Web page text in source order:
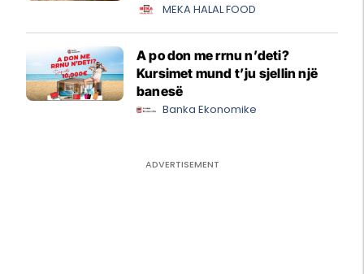
MEKA HALAL FOOD
A po don me rrnu n’deti?
Kursimet mund t’ju sjellin një
banesë
Banka Ekonomike